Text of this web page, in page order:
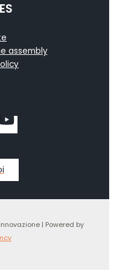
assembly
| Powered by